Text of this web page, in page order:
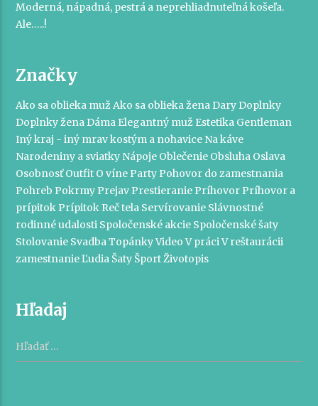
Moderná, nápadná, pestrá a neprehliadnuteľná košeľa.
Ale…..!
Značky
Ako sa oblieka muž Ako sa oblieka žena Dary Doplnky
Doplnky žena Dáma Elegantný muž Estetika Gentleman
Iný kraj - iný mravkostým a nohavice Na káve
Narodeniny a sviatky Nápoje Oblečenie Obsluha Oslava
OsobnosťOutfit O víne Party Pohovor do zamestnania
Pohreb Pokrmy Prejav Prestieranie Príhovor Príhovor a
prípitok Prípitok Reč tela Servírovanie Slávnostné
rodinné udalosti Spoločenské akcie Spoločenské šaty
Stolovanie Svadba TopánkyVideo V práci V reštaurácii
zamestnanieĽudia Šaty Šport Životopis
Hľadaj